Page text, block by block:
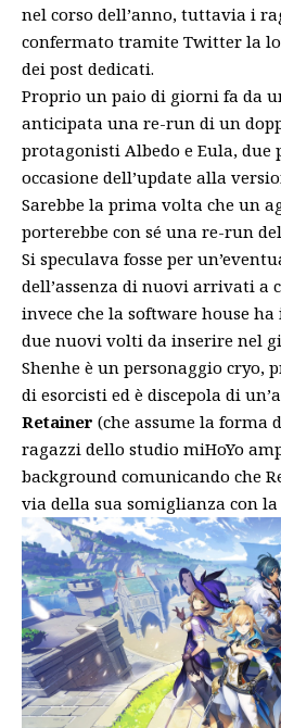
nel corso dell’anno, tuttavia i
confermato tramite Twitter la
dei post dedicati.
Proprio un paio di giorni fa da
anticipata una re-run di un
protagonisti Albedo e Eula, due
occasione dell’update alla
Sarebbe la prima volta che un
porterebbe con sé una re-run
Si speculava fosse per
dell’assenza di nuovi arrivati a
invece che la software house
due nuovi volti da inserire nel
Shenhe è un personaggio cryo,
di esorcisti ed è discepola di
Retainer (che assume la forma
ragazzi dello studio miHoYo
background comunicando che
via della sua somiglianza con la